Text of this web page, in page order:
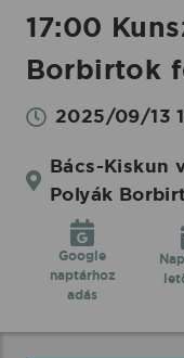
17:00
Borbirtok
2025/09/13
Bács-Kiskun
Polyák
Google
naptárhoz
adás